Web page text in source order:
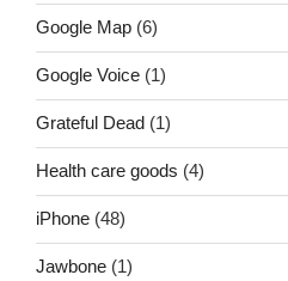
Google Map (6)
Google Voice (1)
Grateful Dead (1)
Health care goods (4)
iPhone (48)
Jawbone (1)